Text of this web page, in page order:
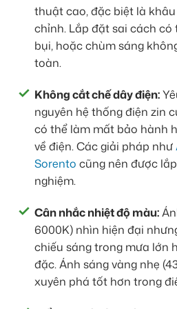
thuật cao, đặc biệt là
chỉnh. Lắp đặt sai cách có
bụi, hoặc chùm sáng
toàn.
Không cắt chế dây điện:
nguyên hệ thống điện zin
có thể làm mất bảo hành
về điện. Các giải pháp như
Sorento cũng nên được
nghiệm.
Cân nhắc nhiệt độ màu:
6000K) nhìn hiện đại
chiếu sáng trong mưa lớn
đặc. Ánh sáng vàng nhẹ
xuyên phá tốt hơn trong